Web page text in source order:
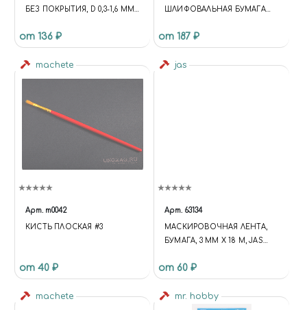
БЕЗ ПОКРЫТИЯ, D 0,3-1,6 ММ,
от 136 ₽
ШЛИФОВАЛЬНАЯ БУМАГА
ЭФФЕКТИВНОСТИ - №180
от 187 ₽
machete
Арт. m0042
КИСТЬ ПЛОСКАЯ #3
от 40 ₽
jas
Арт. 63134
МАСКИРОВОЧНАЯ ЛЕНТА,
БУМАГА, 3 ММ Х 18 М, JAS
от 60 ₽
machete mr. hobby